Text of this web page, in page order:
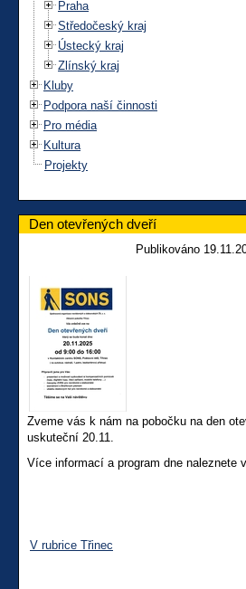
Praha
Středočeský kraj
Ústecký kraj
Zlínský kraj
Kluby
Podpora naší činnosti
Pro média
Kultura
Projekty
Den otevřených dveří
Publikováno
Zveme vás k nám na pobočku na den
uskuteční 20.11.
Více informací a program dne naleznete
V rubrice Třinec